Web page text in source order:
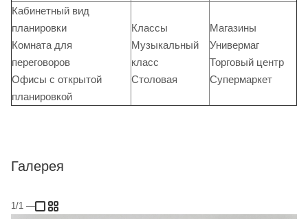
Кабинетный вид
планировки
Комната для
переговоров
Офисы с открытой
планировкой
Классы
Музыкальный
класс
Столовая
Магазины
Универмаг
Торговый центр
Супермаркет
Галерея
1/1 —